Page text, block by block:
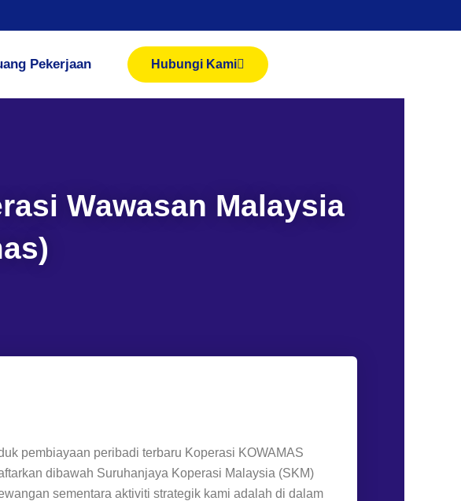
Pekerjaan Hubungi Kami
Wawasan Malaysia
pembiayaan peribadi terbaru Koperasi KOWAMAS
dibawah Suruhanjaya Koperasi Malaysia (SKM)
sementara aktiviti strategik kami adalah di dalam